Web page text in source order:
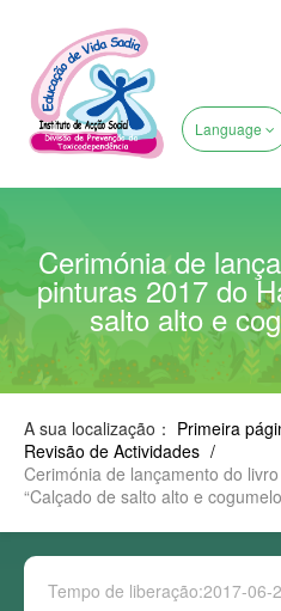
Language
Cerimónia de
pinturas 2017 do
salto alto e
A sua localização： Primeira
Revisão de Actividades /
Cerimónia de lançamento do
“Calçado de salto alto e
Tempo de liberação:2017-06-